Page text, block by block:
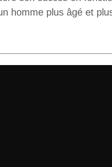
homme plus âgé et